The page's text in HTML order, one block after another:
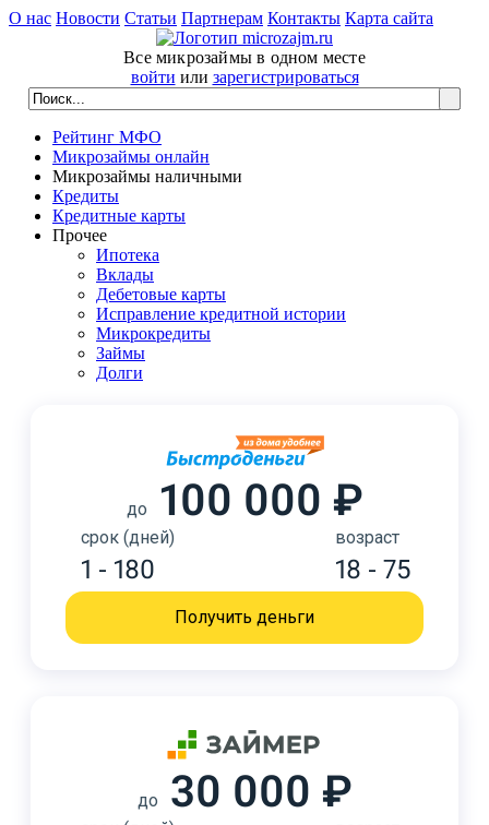
О нас Новости Статьи Партнерам Контакты Карта сайта
Все микрозаймы в одном месте
войти или зарегистрироваться
Рейтинг МФО
Микрозаймы онлайн
Микрозаймы наличными
Кредиты
Кредитные карты
Прочее
Ипотека
Вклады
Дебетовые карты
Исправление кредитной истории
Микрокредиты
Займы
Долги
до 100 000 ₽
срок (дней)
1 - 180
возраст
18 - 75
Получить деньги
до 30 000 ₽